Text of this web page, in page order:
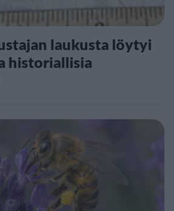
laukusta löytyi
historiallisia